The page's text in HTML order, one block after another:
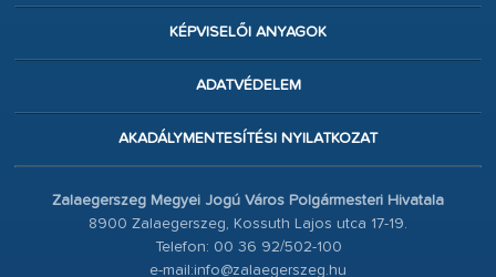
KÉPVISELŐI ANYAGOK
ADATVÉDELEM
AKADÁLYMENTESÍTÉSI NYILATKOZAT
Zalaegerszeg Megyei Jogú Város Polgármesteri Hivatala
8900 Zalaegerszeg, Kossuth Lajos utca 17-19.
Telefon: 00 36 92/502-100
e-mail:info@zalaegerszeg.hu